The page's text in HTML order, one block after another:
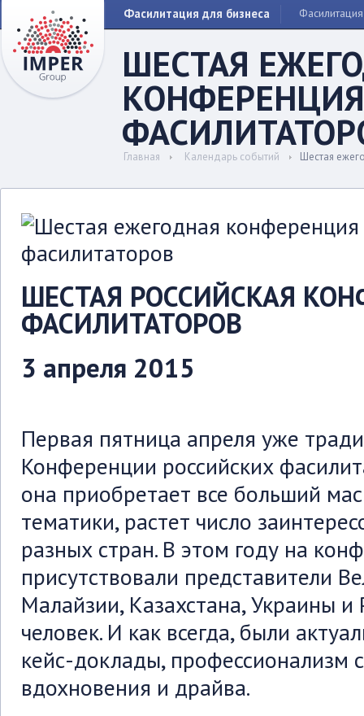
Фасилитация для бизнеса Фасилитация
ШЕСТАЯ
Главная Календарь событий Шестая
ШЕСТАЯ РОССИЙСКАЯ
ФАСИЛИТАТОРОВ
3 апреля 2015
Первая пятница апреля уже
Конференции российских
она приобретает все больший
тематики, растет число
разных стран. В этом году на
присутствовали представители
Малайзии, Казахстана, Украины и
человек. И как всегда, были
кейс-доклады, профессионализм
вдохновения и драйва.